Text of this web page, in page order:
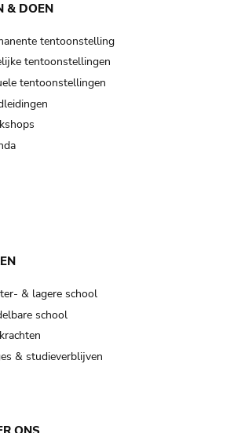
& DOEN
tentoonstelling
tentoonstellingen
tentoonstellingen
& lagere school
school
& studieverblijven